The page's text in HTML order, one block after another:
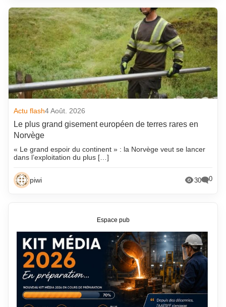
Actu flash4 Août. 2026
Le plus grand gisement européen de terres rares en
Norvège
« Le grand espoir du continent » : la Norvège veut se lancer
dans l’exploitation du plus […]
piwi 30 0
Espace pub